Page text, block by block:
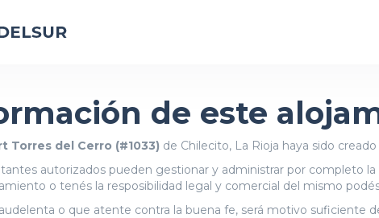
de este
Torres del Cerro (#1033) de Chilecito, La Rioja haya sido
autorizados pueden gestionar y administrar por completo
o tenés la resposibilidad legal y comercial del mismo
o que atente contra la buena fe, será motivo suficiente